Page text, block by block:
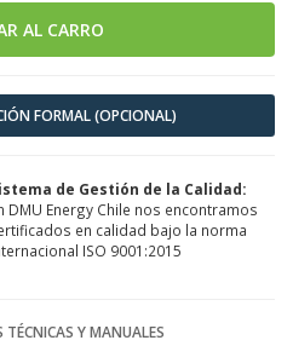
FORMAL (OPCIONAL)
de Gestión de la Calidad:
DMU Energy Chile nos encontramos
en calidad bajo la norma
ISO 9001:2015
TÉCNICAS Y MANUALES